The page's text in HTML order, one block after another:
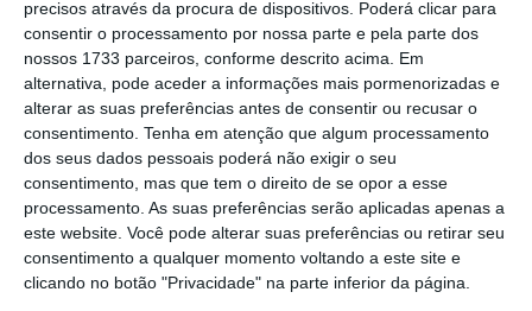
precisos através da procura de dispositivos. Poderá clicar para
consentir o processamento por nossa parte e pela parte dos
nossos 1733 parceiros, conforme descrito acima. Em
alternativa, pode aceder a informações mais pormenorizadas e
alterar as suas preferências antes de consentir ou recusar o
consentimento. Tenha em atenção que algum processamento
dos seus dados pessoais poderá não exigir o seu
consentimento, mas que tem o direito de se opor a esse
processamento. As suas preferências serão aplicadas apenas a
este website. Você pode alterar suas preferências ou retirar seu
consentimento a qualquer momento voltando a este site e
clicando no botão "Privacidade" na parte inferior da página.
subjacentes à divisa e no facto de, ao contrário do
que é habitual nestes arranjos, a sua estrutura de
funcionamento não assentar numa arquitectura
100% descentralizada. Deste modo, nos primeiros
cinco anos do projecto, prevê-se que apenas a
Associação Libra, constituída pelos seus membros
fundadores (Facebook, Mastercard, PayPal, Visa,
eBay, Farfetch, Spotify, Uber, Vodafone, entre
outros), poderá cunhar ou amortizar libras